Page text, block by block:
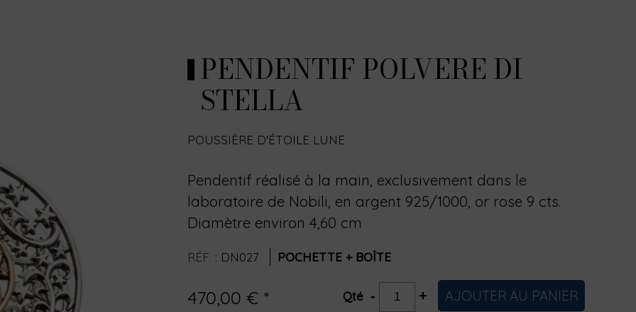
PENDENTIF POLVERE DI
STELLA
POUSSIÈRE D'ÉTOILE LUNE
Pendentif réalisé à la main, exclusivement dans le
laboratoire de Nobili, en argent 925/1000, or rose 9 cts.
Diamètre environ 4,60 cm
RÉF. : DN027 POCHETTE + BOÎTE
470,00 € * Qté - + AJOUTER AU PANIER